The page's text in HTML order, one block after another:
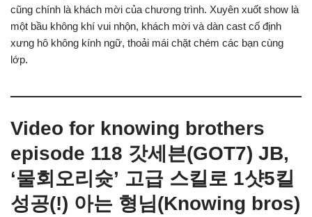
cũng chính là khách mời của chương trình. Xuyên xuốt show là
một bầu không khí vui nhộn, khách mời và dàn cast cố định
xưng hô không kính ngữ, thoải mái chặt chém các bạn cùng
lớp.
Video for knowing brothers
episode 118 갓세븐(GOT7) JB,
‘물회오리슛’ 고급 스킬로 1샷5킬
성공(!) 아는 형님(Knowing bros)